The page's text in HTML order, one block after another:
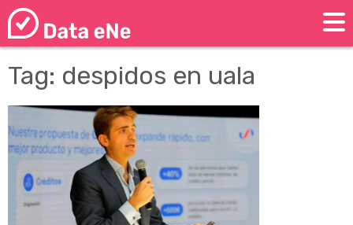
Tag: despidos en uala